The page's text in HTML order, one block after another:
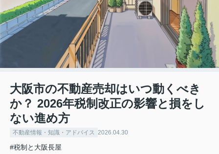
大阪市の不動産売却はいつ動くべき
か？ 2026年税制改正の影響と損をし
ない進め方
不動産情報・知識・アドバイス 2026.04.30
#税制と大阪長屋